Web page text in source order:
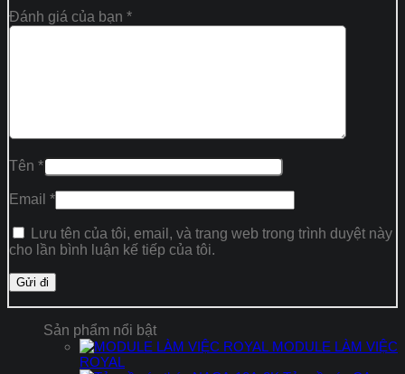
Đánh giá của bạn *
Tên *
Email *
Lưu tên của tôi, email, và trang web trong trình duyệt này
cho lần bình luận kế tiếp của tôi.
Sản phẩm nổi bật
MODULE LÀM VIỆC
ROYAL